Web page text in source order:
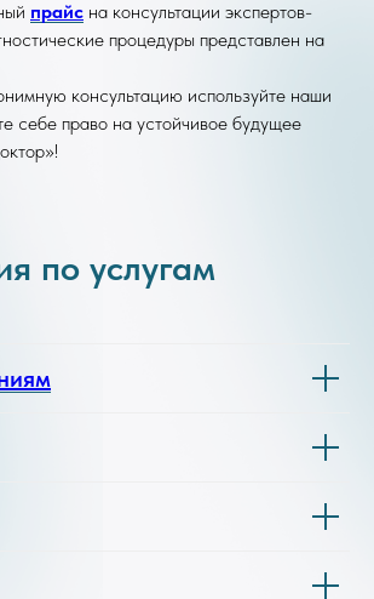
прайс на консультации экспертов-
процедуры представлен на
консультацию используйте наши
себе право на устойчивое будущее
по услугам